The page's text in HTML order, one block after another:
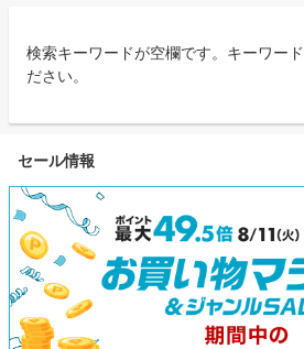
検索キーワードが空欄です。キーワー
ださい。
セール情報